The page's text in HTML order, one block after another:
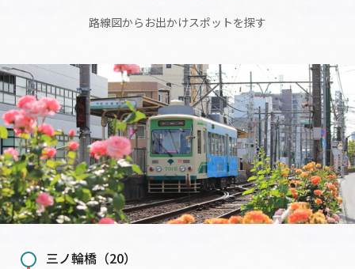
路線図からお出かけスポットを探す
三ノ輪橋（20）